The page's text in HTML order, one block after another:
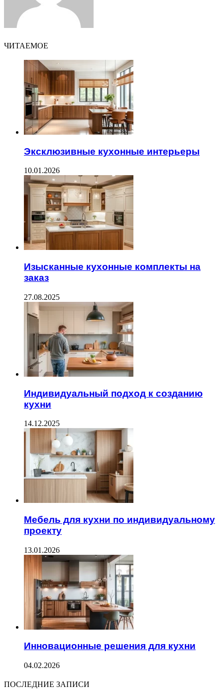
ЧИТАЕМОЕ
Эксклюзивные кухонные интерьеры
10.01.2026
Изысканные кухонные комплекты на
заказ
27.08.2025
Индивидуальный подход к созданию
кухни
14.12.2025
Мебель для кухни по индивидуальному
проекту
13.01.2026
Инновационные решения для кухни
04.02.2026
ПОСЛЕДНИЕ ЗАПИСИ